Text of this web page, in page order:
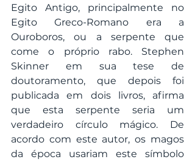
Egito Antigo, principalmente no
Egito Greco-Romano era a
Ouroboros, ou a serpente que
come o próprio rabo. Stephen
Skinner em sua tese de
doutoramento, que depois foi
publicada em dois livros, afirma
que esta serpente seria um
verdadeiro círculo mágico. De
acordo com este autor, os magos
da época usariam este símbolo